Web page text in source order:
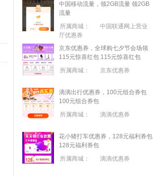
中国移动流量，领2GB流量 领2GB
流量
所属商城：
中国联通网上营业
厅优惠券
京东优惠券，全球购七夕节会场领
115元惊喜红包 115元惊喜红包
所属商城：
京东优惠券
滴滴出行优惠券，100元组合券包
100元组合券包
所属商城：
滴滴优惠券
花小猪打车优惠券，128元福利券包
128元福利券包
所属商城：
滴滴优惠券